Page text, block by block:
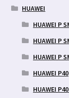
HUAWEI
HUAWEI P
HUAWEI P
HUAWEI P
HUAWEI P40
HUAWEI